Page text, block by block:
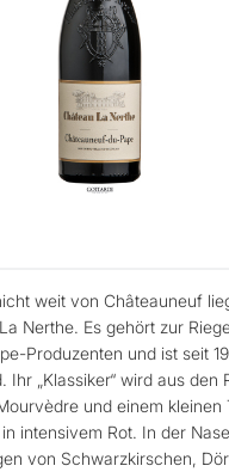
weit von Châteauneuf
Nerthe. Es gehört zur
Produzenten und ist seit
Ihr „Klassiker“ wird aus den
und einem kleinen
intensivem Rot. In der
von Schwarzkirschen,